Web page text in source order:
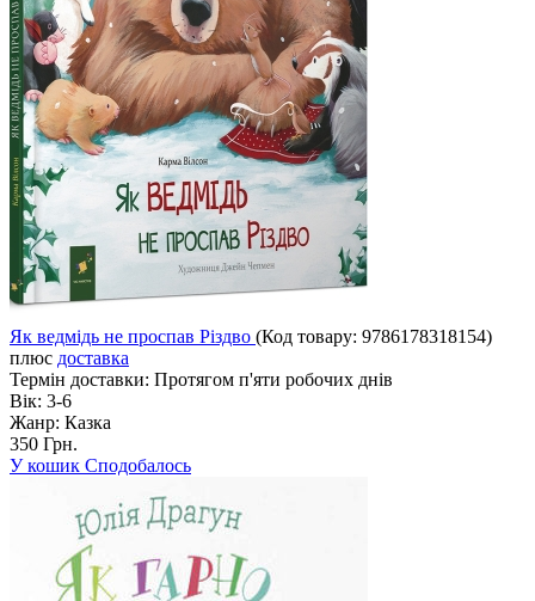
Як ведмідь не проспав Різдво (Код товару: 9786178318154)
плюс доставка
Термін доставки: Протягом п'яти робочих днів
Вік: 3-6
Жанр: Казка
350 Грн.
У кошик Сподобалось